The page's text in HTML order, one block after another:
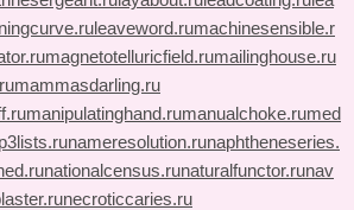
leaveword.rumachinesensible.r
magnetotelluricfield.rumailinghouse.ru
mammasdarling.ru
manipulatinghand.rumanualchoke.rumed
nameresolution.runaphtheneseries.
nationalcensus.runaturalfunctor.runav
necroticcaries.ru